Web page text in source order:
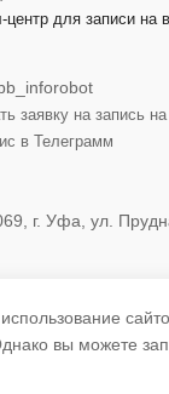
центр для записи на
заявку на запись
в Телеграмм
г. Уфа, ул.
вы можете